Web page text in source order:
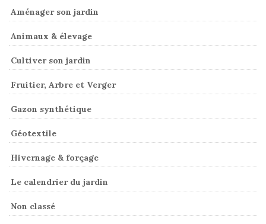
Aménager son jardin
Animaux & élevage
Cultiver son jardin
Fruitier, Arbre et Verger
Gazon synthétique
Géotextile
Hivernage & forçage
Le calendrier du jardin
Non classé